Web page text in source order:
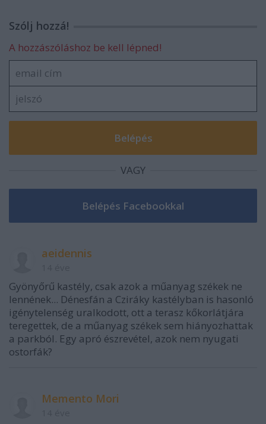
Szólj hozzá!
A hozzászóláshoz be kell lépned!
VAGY
aeidennis
Gyönyőrű kastély, csak azok a műanyag székek ne
lennének... Dénesfán a Cziráky kastélyban is hasonló
igénytelenség uralkodott, ott a terasz kőkorlátjára
teregettek, de a műanyag székek sem hiányozhattak
a parkból. Egy apró észrevétel, azok nem nyugati
ostorfák?
Memento Mori